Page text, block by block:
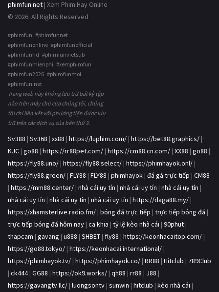
phimfun.net | Xem Phim Hay Online
© 2026. All Rights Reserved
#phimfun #phimfunnet
#phimfunonline #phimfunofficial
#phimfunhd #phimfunvietsub
#phimfunmienphi #xemphimfun
#phimfun2026 #phimfunmoi
#phimfun.net
Trang web này không lưu trữ bất kỳ tệp
nào trên máy chủ của chúng tôi, chúng
tôi chỉ liên kết với phương tiện được lưu
trữ trên các dịch vụ của bên thứ 3.
Sv388 | Sv368 | xx88 | https://luphim.com/ | https://bet88.graphics/ |
KJC | go88 | https://rr88pet.com/ | https://cm88.cn.com/ | XX88 | go88 |
https://fly88.uno/ | https://fly88.select/ | https://phimhayok.onl/ |
https://fly88.green/ | FLY88 | FLY88 | phimhayok | đá gà trực tiếp | CM88
| https://mm88.center/ | nhà cái uy tín | nhà cái uy tín | nhà cái uy tín |
nhà cái uy tín | nhà cái uy tín | nhà cái uy tín | https://daga88.my/ |
https://xhamsterlive.radio.fm/ | bóng đá trực tiếp | trực tiếp bóng đá |
trực tiếp bóng đá hôm nay | ca khia | tỷ lệ kèo nhà cái | 90phut |
thapcam | gavang | u888 | SHBET | fly88 | https://keonhacaitop.com/ |
https://go88.tokyo/ | https://keonhacai.international/ |
https://phimhayok.tv/ | https://phimhayok.co/ | RR88 | Hitclub | 789Club
| ck444| GG88 | https://ok9.works/ | qh88 | rr88 | J88 |
https://gavangtv.llc/ | luongsontv | sunwin | hitclub | kèo nhà cái |